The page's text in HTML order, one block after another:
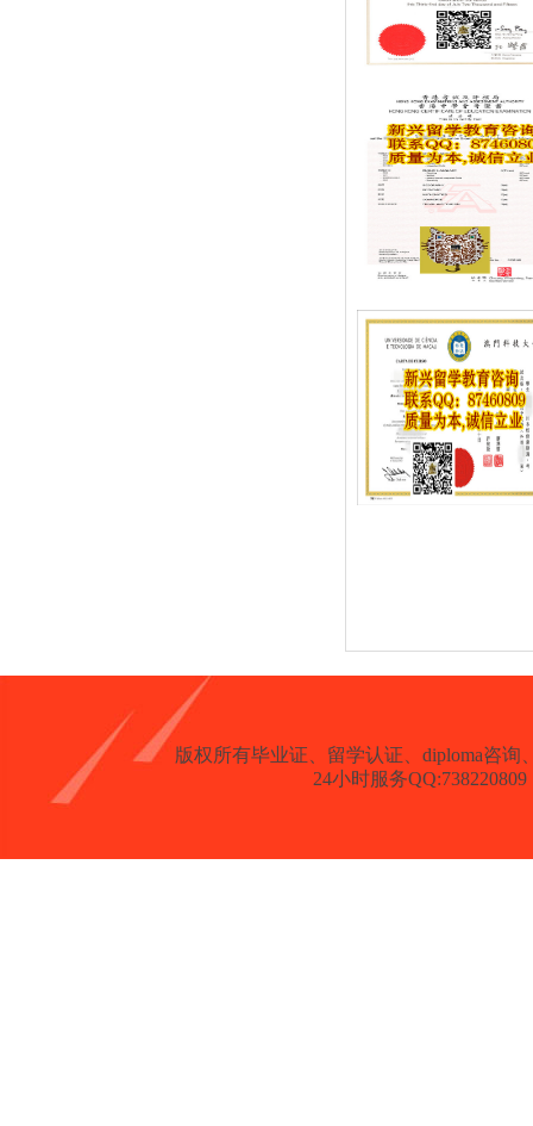
版权所有毕业证、留学认证、diploma咨询
24小时服务QQ:738220809